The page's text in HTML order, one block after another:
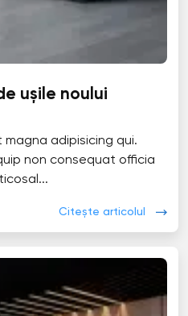
ușile noului
adipisicing qui.
non consequat officia
Citește articolul